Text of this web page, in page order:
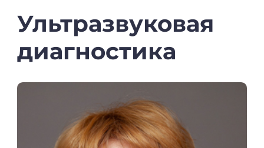
Ультразвуковая
диагностика